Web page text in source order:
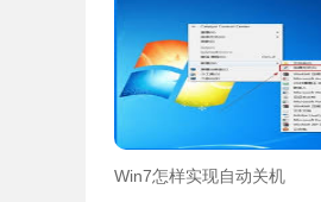
Win7怎样实现自动关机